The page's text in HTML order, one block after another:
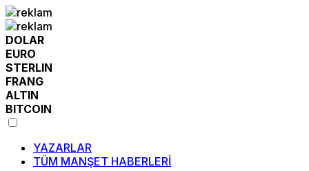
DOLAR
EURO
STERLIN
FRANG
ALTIN
BITCOIN
YAZARLAR
TÜM MANŞET HABERLERİ